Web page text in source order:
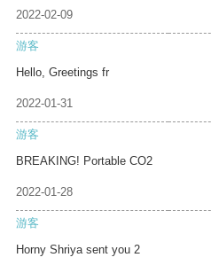
2022-02-09
游客
Hello, Greetings fr
2022-01-31
游客
BREAKING! Portable CO2
2022-01-28
游客
Horny Shriya sent you 2